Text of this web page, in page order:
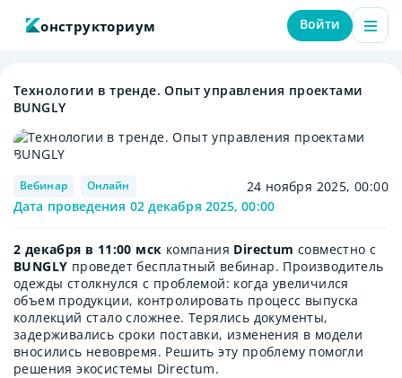
онструкториум Войти
Технологии в тренде. Опыт управления проектами
BUNGLY
Вебинар Онлайн
24 ноября 2025, 00:00
Дата проведения 02 декабря 2025, 00:00
2 декабря в 11:00 мск компания Directum совместно с
BUNGLY проведет бесплатный вебинар. Производитель
одежды столкнулся с проблемой: когда увеличился
объем продукции, контролировать процесс выпуска
коллекций стало сложнее. Терялись документы,
задерживались сроки поставки, изменения в модели
вносились невовремя. Решить эту проблему помогли
решения экосистемы Directum.